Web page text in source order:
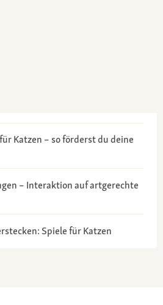
Katzen – so förderst du deine
– Interaktion auf artgerechte
Spiele für Katzen